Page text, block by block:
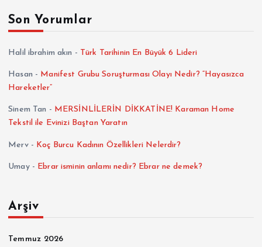
Son Yorumlar
Halil ibrahim akın - Türk Tarihinin En Büyük 6 Lideri
Hasan - Manifest Grubu Soruşturması Olayı Nedir? “Hayasızca
Hareketler”
Sinem Tan - MERSİNLİLERİN DİKKATİNE! Karaman Home
Tekstil ile Evinizi Baştan Yaratın
Merv- Koç Burcu Kadının Özellikleri Nelerdir?
Umay- Ebrar isminin anlamı nedir? Ebrar ne demek?
Arşiv
Temmuz 2026